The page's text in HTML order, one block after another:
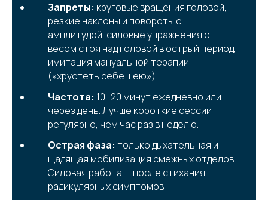
Запреты: круговые вращения головой,
резкие наклоны и повороты с
амплитудой, силовые упражнения с
весом стоя над головой в острый период,
имитация мануальной терапии
(«хрустеть себе шею»).
Частота: 10–20 минут ежедневно или
через день. Лучше короткие сессии
регулярно, чем час раз в неделю.
Острая фаза: только дыхательная и
щадящая мобилизация смежных отделов.
Силовая работа — после стихания
радикулярных симптомов.